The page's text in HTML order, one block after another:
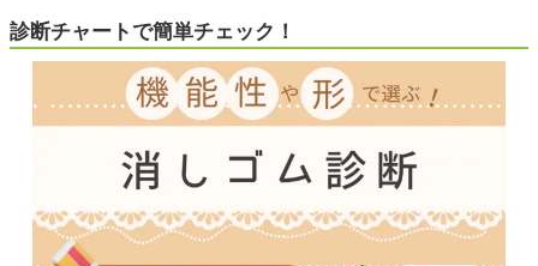
診断チャートで簡単チェック！